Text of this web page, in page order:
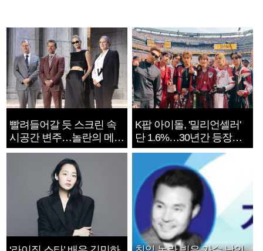
빨려들어갈 듯 스크린 속
시공간 변주…놀란의 메시
지는 ‘전쟁 속죄’
K팝 아이돌, '밀리언셀러'
단 1.6%…30년간 등장
1182개팀 전수조사